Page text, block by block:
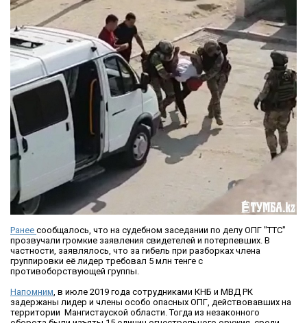
Ранее сообщалось, что на судебном заседании по делу ОПГ "ТТС"
прозвучали громкие заявления свидетелей и потерпевших. В
частности, заявлялось, что за гибель при разборках члена
группировки её лидер требовал 5 млн тенге с
противоборствующей группы.
Напомним , в июле 2019 года сотрудниками КНБ и МВД РК
задержаны лидер и члены особо опасных ОПГ, действовавших на
территории Мангистауской области. Тогда из незаконного